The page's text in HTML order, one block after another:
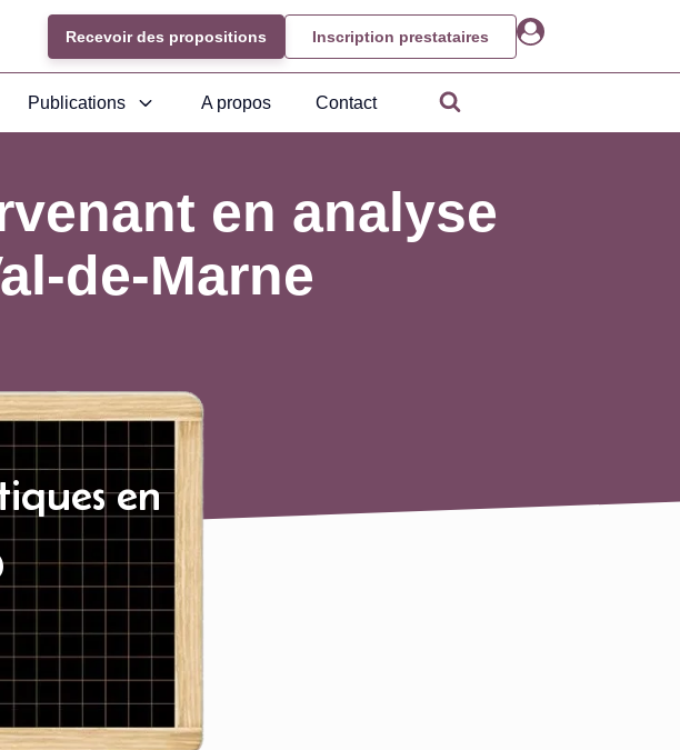
Recevoir des propositions Inscription prestataires
Publications A propos Contact
en analyse
de-Marne
en